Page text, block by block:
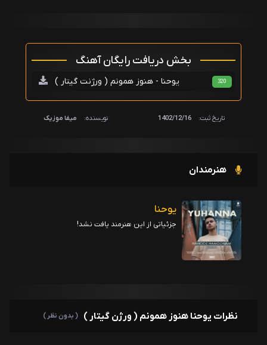
بخش دریافت رایگان آهنگ
یوحنا - هنوز همونم ( ورژنت گیتار ) 320
تاریخ ثبت: 1402/12/16 نویسنده: میفا موزیک
هنرمندان
یوحنا
جزئیاتی از این هنرمند یافت نشد!
نظرات یوحنا هنوز همونم ( ورژن گیتار ) ( بدون نظر )